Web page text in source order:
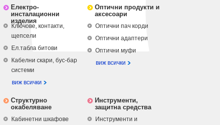
Електро-
инсталационни
изделия
Ключове, контакти,
щепсели
Ел.табла битови
Кабелни скари, бус-бар
системи
виж всички
Оптични продукти и
аксесоари
Оптични пач корди
Оптични адаптери
Оптични муфи
виж всички
Структурно
окабеляване
Кабинетни шкафове
Инструменти,
защитна средства
Инструменти и